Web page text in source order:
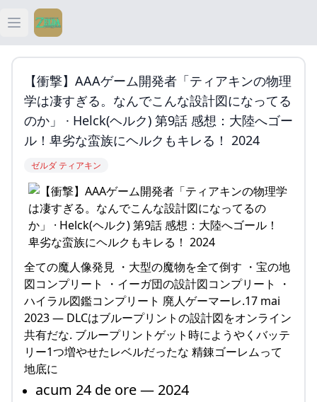
Open main menu
ティアキン
ティアキン 祠
ティアキン 武器
【衝撃】AAAゲーム開発者「ティアキンの物理
学は凄すぎる。なんでこんな設計図になってる
のか」 · Helck(ヘルク) 第9話 感想：大陸へゴー
ル！卑劣な蛮族にヘルクもキレる！ 2024
ゼルダ ティアキン
全ての魔人像発見 ・大型の魔物を全て倒す ・宝の地
図コンプリート ・イーガ団の設計図コンプリート ・
ハイラル図鑑コンプリート 廃人ゲーマーレ.17 mai
2023 — DLCはブループリントの設計図をオンライン
共有だな. ブループリントゲット時にようやくバッテ
リー1つ増やせたレベルだったな 精錬ゴーレムって
地底に
acum 24 de ore — 2024